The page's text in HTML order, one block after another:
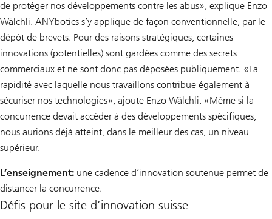
de protéger nos développements contre les abus», explique Enzo
Wälchli. ANYbotics s’y applique de façon conventionnelle, par le
dépôt de brevets. Pour des raisons stratégiques, certaines
innovations (potentielles) sont gardées comme des secrets
commerciaux et ne sont donc pas déposées publiquement. «La
rapidité avec laquelle nous travaillons contribue également à
sécuriser nos technologies», ajoute Enzo Wälchli. «Même si la
concurrence devait accéder à des développements spécifiques,
nous aurions déjà atteint, dans le meilleur des cas, un niveau
supérieur.
L’enseignement: une cadence d’innovation soutenue permet de
distancer la concurrence.
Défis pour le site d’innovation suisse